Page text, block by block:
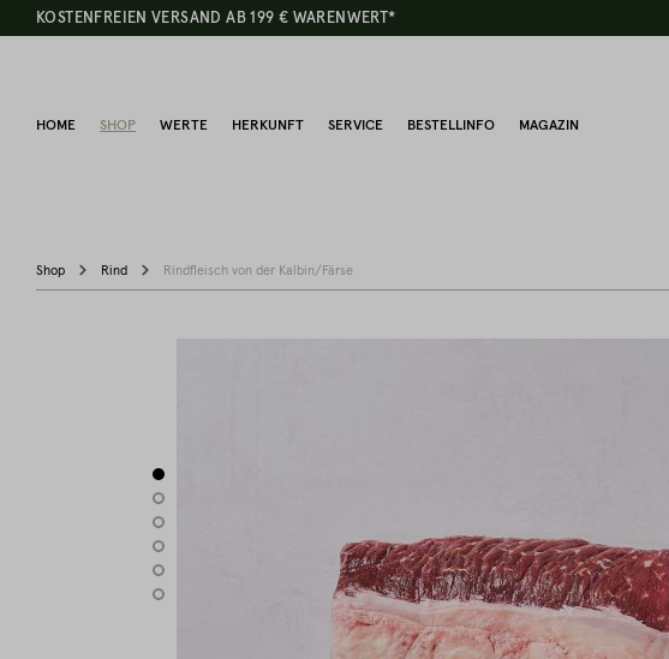
KOSTENFREIEN VERSAND AB 199 € WARENWERT*
HOME SHOP WERTE HERKUNFT SERVICE BESTELLINFO MAGAZIN
Shop Rind Rindfleisch von der Kalbin/Färse